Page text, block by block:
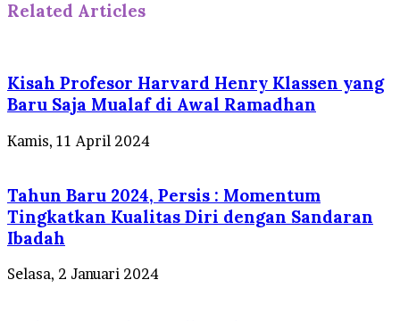
Related Articles
Kisah Profesor Harvard Henry Klassen yang
Baru Saja Mualaf di Awal Ramadhan
Kamis, 11 April 2024
Tahun Baru 2024, Persis : Momentum
Tingkatkan Kualitas Diri dengan Sandaran
Ibadah
Selasa, 2 Januari 2024